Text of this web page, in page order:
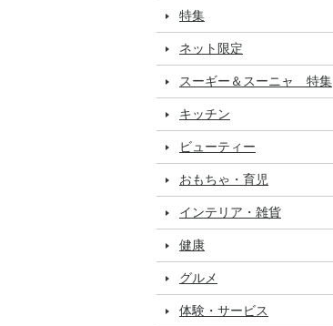
特集
ネット限定
スーギー＆スーニャ 特集
キッチン
ビューティー
おもちゃ・育児
インテリア・雑貨
健康
グルメ
体験・サービス